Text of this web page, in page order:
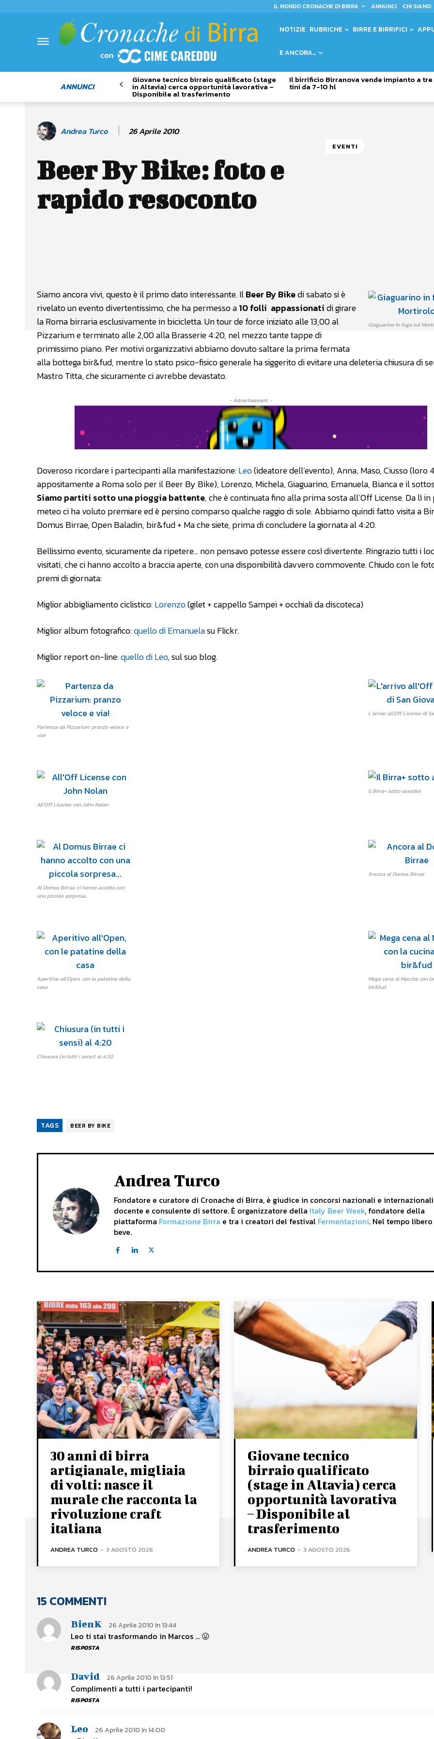
IL MONDO CRONACHE DI BIRRA ANNUNCI CHI SIAMO
NOTIZIE RUBRICHE BIRRE E BIRRIFICI
E ANCORA…
ANNUNCI
Giovane tecnico birraio qualificato (stage
in Altavia) cerca opportunità lavorativa –
Disponibile al trasferimento
Il birrificio Birranova vende impianto a tre
tini da 7-10 hl
Andrea Turco 26 Aprile 2010
Beer By Bike: foto e
rapido resoconto
EVENTI
Giaguarino in fuga sul
Siamo ancora vivi, questo è il primo dato interessante. IlBeer By Bikedi sabato si è
rivelato un evento divertentissimo, che ha permesso a10 folli appassionatidi girare
la Roma birraria esclusivamente in bicicletta. Un tour de force iniziato alle 13,00 al
Pizzarium e terminato alle 2,00 alla Brasserie 4:20, nel mezzo tante tappe di
primissimo piano. Per motivi organizzativi abbiamo dovuto saltare la prima fermata
alla bottega bir&fud, mentre lo stato psico-fisico generale ha siggerito di evitare una deleteria chiusura di
Mastro Titta, che sicuramente ci avrebbe devastato.
- Advertisement -
Doveroso ricordare i partecipanti alla manifestazione:Leo(ideatore dell’evento), Anna, Maso, Ciusso (loro
appositamente a Roma solo per il Beer By Bike), Lorenzo, Michela, Giaguarino, Emanuela, Bianca e il
Siamo partiti sotto una pioggia battente, che è continuata fino alla prima sosta all’Off License. Da lì
meteo ci ha voluto premiare ed è persino comparso qualche raggio di sole. Abbiamo quindi fatto visita a
Domus Birrae, Open Baladin, bir&fud + Ma che siete, prima di concludere la giornata al 4:20.
Bellissimo evento, sicuramente da ripetere… non pensavo potesse essere così divertente. Ringrazio tutti i
visitati, che ci hanno accolto a braccia aperte, con una disponibilità davvero commovente. Chiudo con le
premi di giornata:
Miglior abbigliamento ciclistico:Lorenzo(gilet + cappello Sampei + occhiali da discoteca)
Miglior album fotografico:quello di Emanuelasu Flickr.
Miglior report on-line:quello di Leo, sul suo blog.
Partenza da Pizzarium: pranzo veloce e
via!
L'arrivo all'Off License di
All'Off License con John Nolan
Il Birra+ sotto assedio!
Al Domus Birrae ci hanno accolto con
una piccola sorpresa...
Ancora al Domus Birrae
Aperitivo all'Open, con le patatine della
casa
Mega cena al Macche con
bir&fud
Chiusura (in tutti i sensi) al 4:20
TAGS BEER BY BIKE
Andrea Turco
Fondatore e curatore di Cronache di Birra, è giudice in concorsi nazionali e
docente e consulente di settore. È organizzatore della Italy Beer Week, fondatore della
piattaforma Formazione Birra e tra i creatori del festival Fermentazioni. Nel tempo libero
beve.
30 anni di birra
artigianale, migliaia
di volti: nasce il
murale che racconta la
rivoluzione craft
italiana
ANDREA TURCO - 3 AGOSTO 2026
Giovane tecnico
birraio qualificato
(stage in Altavia) cerca
opportunità lavorativa
– Disponibile al
trasferimento
ANDREA TURCO - 3 AGOSTO 2026
15 COMMENTI
BienK 26 Aprile 2010 In 13:44
Leo ti stai trasformando in Marcos … 😛
RISPOSTA
David 26 Aprile 2010 In 13:51
Complimenti a tutti i partecipanti!
RISPOSTA
Leo 26 Aprile 2010 In 14:00